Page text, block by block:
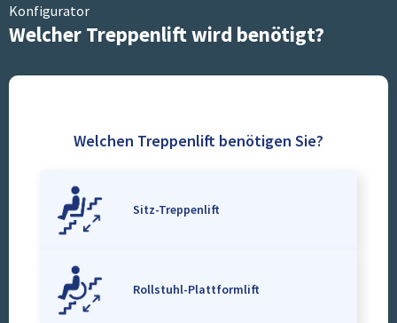
Konfigurator
Welcher Treppenlift wird benötigt?
Welchen Treppenlift benötigen Sie?
Sitz-Treppenlift
Rollstuhl-Plattformlift